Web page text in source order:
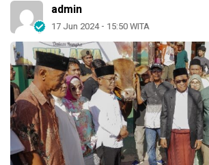
admin
17 Jun 2024 - 15:50 WITA